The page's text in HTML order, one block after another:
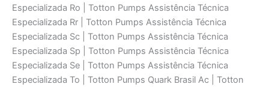
Especializada Ro | Totton Pumps Assistência Técnica
Especializada Rr | Totton Pumps Assistência Técnica
Especializada Sc | Totton Pumps Assistência Técnica
Especializada Sp | Totton Pumps Assistência Técnica
Especializada Se | Totton Pumps Assistência Técnica
Especializada To | Totton Pumps Quark Brasil Ac | Totton